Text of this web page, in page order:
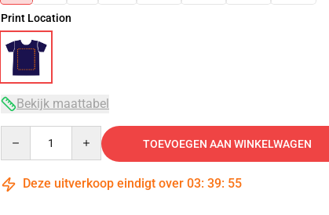
Print Location
Bekijk maattabel
TOEVOEGEN AAN WINKELWAGEN
Deze uitverkoop eindigt over 03: 39: 54